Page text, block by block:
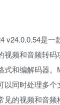
v24.0.0.54是
视频和音频转
式和编解码器。
以同时处理多
的视频和音频